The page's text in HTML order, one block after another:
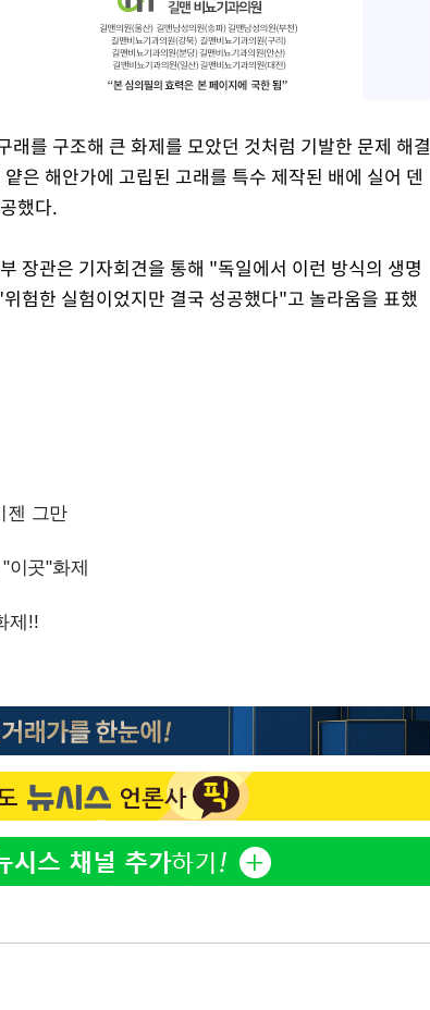
를 구조해 큰 화제를 모았던 것처럼 기발한 문제 해결
은 해안가에 고립된 고래를 특수 제작된 배에 실어 덴
했다.
장관은 기자회견을 통해 "독일에서 이런 방식의 생명
험한 실험이었지만 결국 성공했다"고 놀라움을 표했